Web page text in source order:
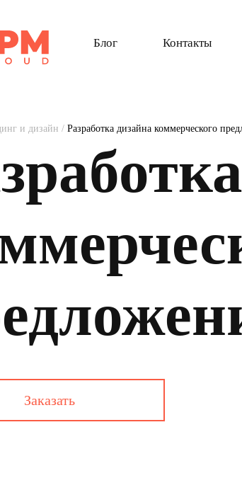
Блог Контакты
и дизайн / Разработка дизайна коммерческого
Заказать